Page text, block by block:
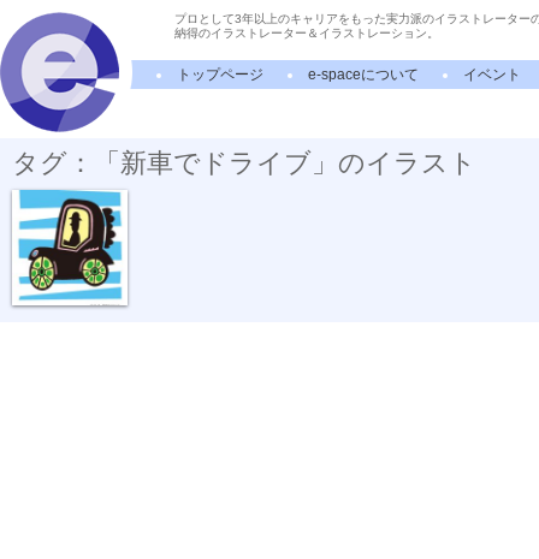
プロとして3年以上のキャリアをもった実力派のイラストレーター
納得のイラストレーター＆イラストレーション。
トップページ e-spaceについて イベント
タグ：「新車でドライブ」のイラスト
新車でドライブ